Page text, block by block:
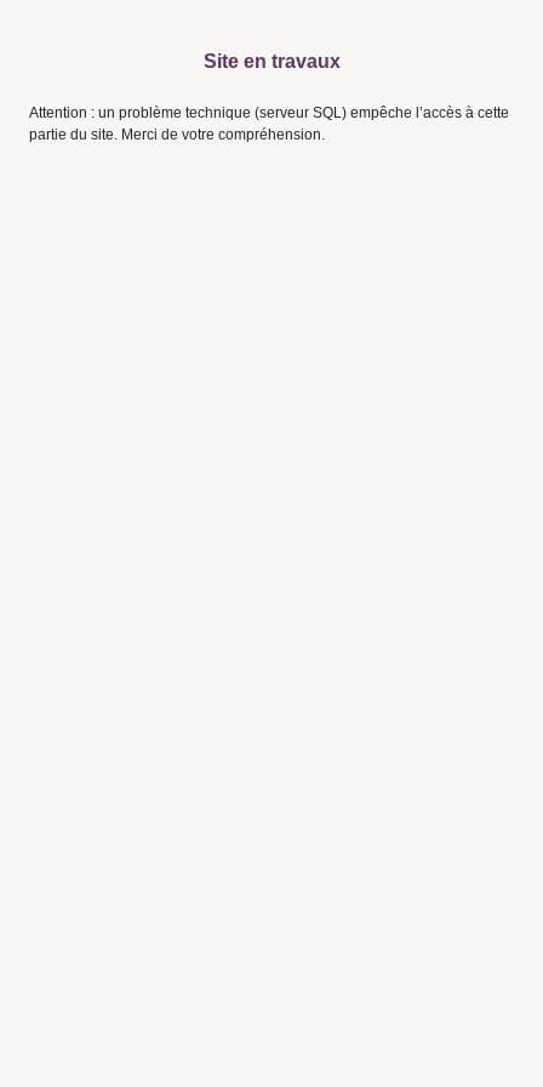
Site en travaux
Attention : un problème technique (serveur SQL) empêche l’accès à cette
partie du site. Merci de votre compréhension.